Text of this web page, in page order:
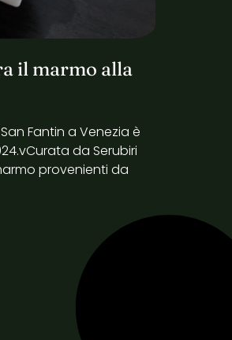
il marmo alla
Fantin a Venezia è
da Serubiri
provenienti da